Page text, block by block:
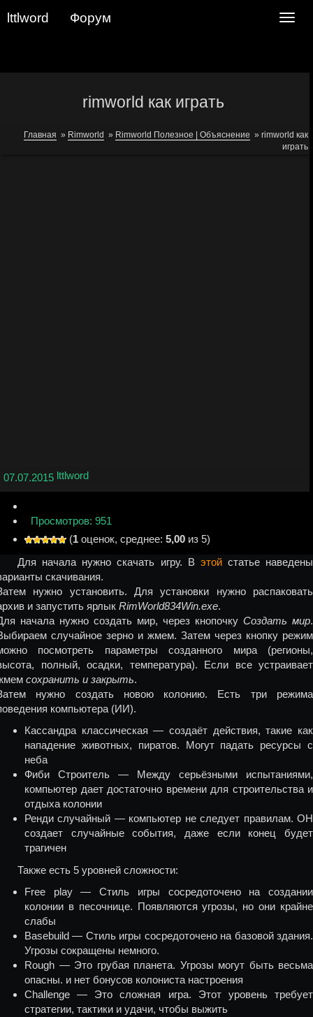
lttlword Форум
rimworld как играть
Главная » Rimworld » Rimworld Полезное | Объяснение » rimworld как
играть
07.07.2015 lttlword
Просмотров: 951
(1 оценок, среднее: 5,00 из 5)
Для начала нужно скачать игру. В этойстатье наведены
скачивания.
нужно установить. Для установки нужно распаковать
и запустить ярлык RimWorld834Win.exe.
начала нужно создать мир, через кнопочку Создать мир.
случайное зерно и жмем. Затем через кнопку режим
посмотреть параметры созданного мира (регионы,
полный, осадки, температура). Если все устраивает
сохранить и закрыть.
нужно создать новою колонию. Есть три режима
компьютера (ИИ).
Кассандра классическая — создаёт действия, такие как
нападение животных, пиратов. Могут падать ресурсы с
неба
Фиби Строитель — Между серьёзными испытаниями,
компьютер дает достаточно времени для строительства и
отдыха колонии
Ренди случайный — компьютер не следует правилам. ОН
создает случайные события, даже если конец будет
трагичен
Также есть 5 уровней сложности:
Free play — Стиль игры сосредоточено на создании
колонии в песочнице. Появляются угрозы, но они крайне
слабы
Basebuild — Стиль игры сосредоточено на базовой здания.
Угрозы сокращены немного.
Rough — Это грубая планета. Угрозы могут быть весьма
опасны. и нет бонусов колониста настроения
Challenge — Это сложная игра. Этот уровень требует
стратегии, тактики и удачи, чтобы выжить